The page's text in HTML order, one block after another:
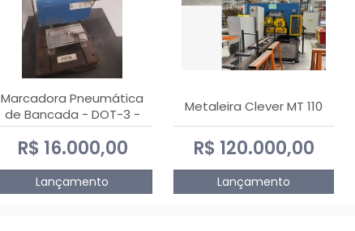
Marcadora Pneumática
de Bancada - DOT-3 -
Usada
R$ 16.000,00
Lançamento
Metaleira Clever MT 110
R$ 120.000,00
Lançamento